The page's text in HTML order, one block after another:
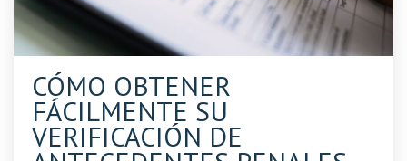
CÓMO OBTENER
FÁCILMENTE SU
VERIFICACIÓN DE